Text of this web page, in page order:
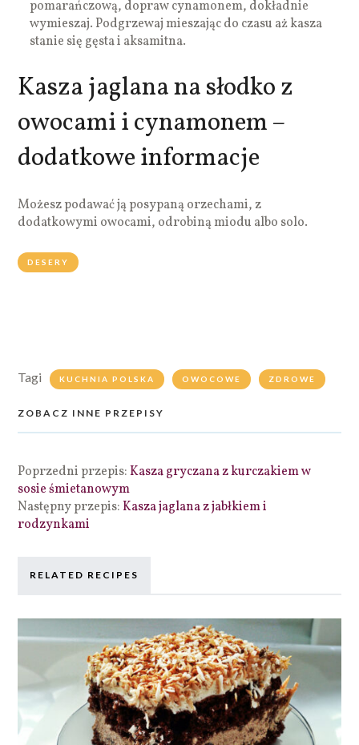
pomarańczową, dopraw cynamonem, dokładnie
wymieszaj. Podgrzewaj mieszając do czasu aż kasza
stanie się gęsta i aksamitna.
Kasza jaglana na słodko z
owocami i cynamonem –
dodatkowe informacje
Możesz podawać ją posypaną orzechami, z
dodatkowymi owocami, odrobiną miodu albo solo.
DESERY
Tagi KUCHNIA POLSKA OWOCOWE ZDROWE
ZOBACZ INNE PRZEPISY
Poprzedni przepis:Kasza gryczana z kurczakiem w
sosie śmietanowym
Następny przepis:Kasza jaglana z jabłkiem i
rodzynkami
RELATED RECIPES